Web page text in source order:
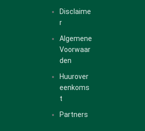
Disclaime
r
Algemene
Voorwaar
den
Huurover
eenkoms
t
Partners